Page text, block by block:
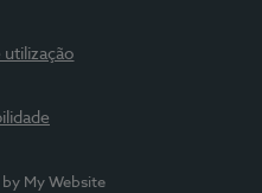
utilização
My Website